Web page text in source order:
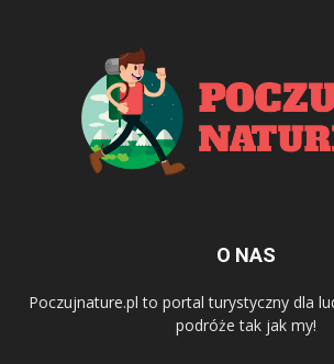
O NAS
Poczujnature.pl to portal turystyczny dla
podróże tak jak my!